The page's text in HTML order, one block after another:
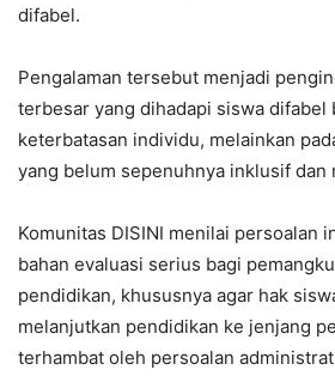
difabel.
Pengalaman tersebut menjadi
terbesar yang dihadapi siswa difabel
keterbatasan individu, melainkan
yang belum sepenuhnya inklusif dan
Komunitas DISINI menilai persoalan
bahan evaluasi serius bagi
pendidikan, khususnya agar hak
melanjutkan pendidikan ke jenjang
terhambat oleh persoalan